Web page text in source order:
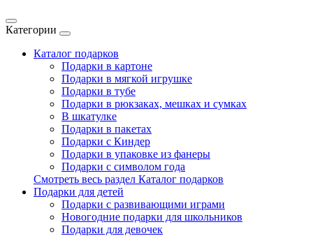
Категории
Каталог подарков
Подарки в картоне
Подарки в мягкой игрушке
Подарки в тубе
Подарки в рюкзаках, мешках и сумках
В шкатулке
Подарки в пакетах
Подарки с Киндер
Подарки в упаковке из фанеры
Подарки с символом года
Смотреть весь раздел Каталог подарков
Подарки для детей
Подарки с развивающими играми
Новогодние подарки для школьников
Подарки для девочек